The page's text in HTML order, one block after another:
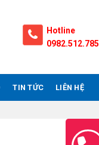
Hotline
0982.512.785
TIN TỨC LIÊN HỆ